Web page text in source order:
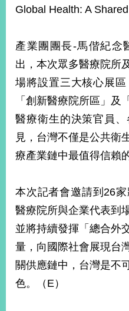
全
政
障
礙
站
說
聯
們
Global Health: A
產業團團長-馬偕紀念
出，本次眾多醫療院所
場將設置三大核心展區
「創新醫療院所區」及
醫療衛生的決策官員
見，台灣不僅是公共衛
療產業鏈中最值得信賴
本次記者會邀請到26
醫療院所與企業代表到
並將持續發揮「總合外
量，向國際社會展現台
關供應鏈中，台灣是不
色。（E）